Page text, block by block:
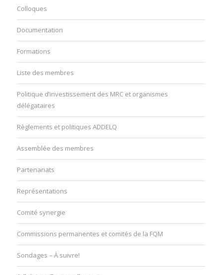
Colloques
Documentation
Formations
Liste des membres
Politique d’investissement des MRC et organismes
délégataires
Règlements et politiques ADDELQ
Assemblée des membres
Partenariats
Représentations
Comité synergie
Commissions permanentes et comités de la FQM
Sondages – À suivre!